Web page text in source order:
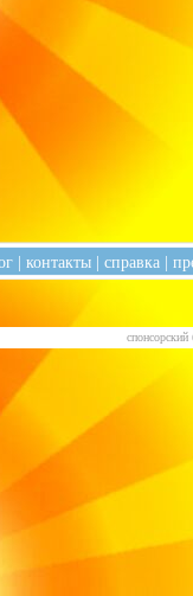
| контакты | справка |
cпонсорский